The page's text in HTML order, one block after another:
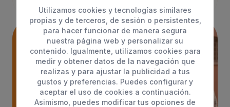
Esto que hacemos es una
tarea compleja, que requiere
del esfuerzo de todos.Tú
puedes sumartey aportar tu
Utilizamos cookies y tecnologías similares
propias y de terceros, de sesión o persistentes,
para hacer funcionar de manera segura
nuestra página web y personalizar su
contenido. Igualmente, utilizamos cookies para
medir y obtener datos de la navegación que
realizas y para ajustar la publicidad a tus
gustos y preferencias. Puedes configurar y
aceptar el uso de cookies a continuación.
Asimismo, puedes modificar tus opciones de